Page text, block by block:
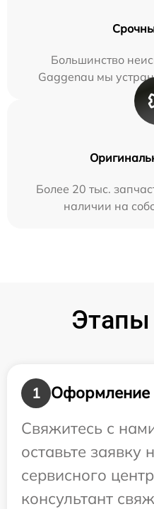
Большинство
Gaggenau мы
Более 20 тыс.
наличии на
Этапы
1
Оформление
Свяжитесь с
оставьте заявку
сервисного
консультант